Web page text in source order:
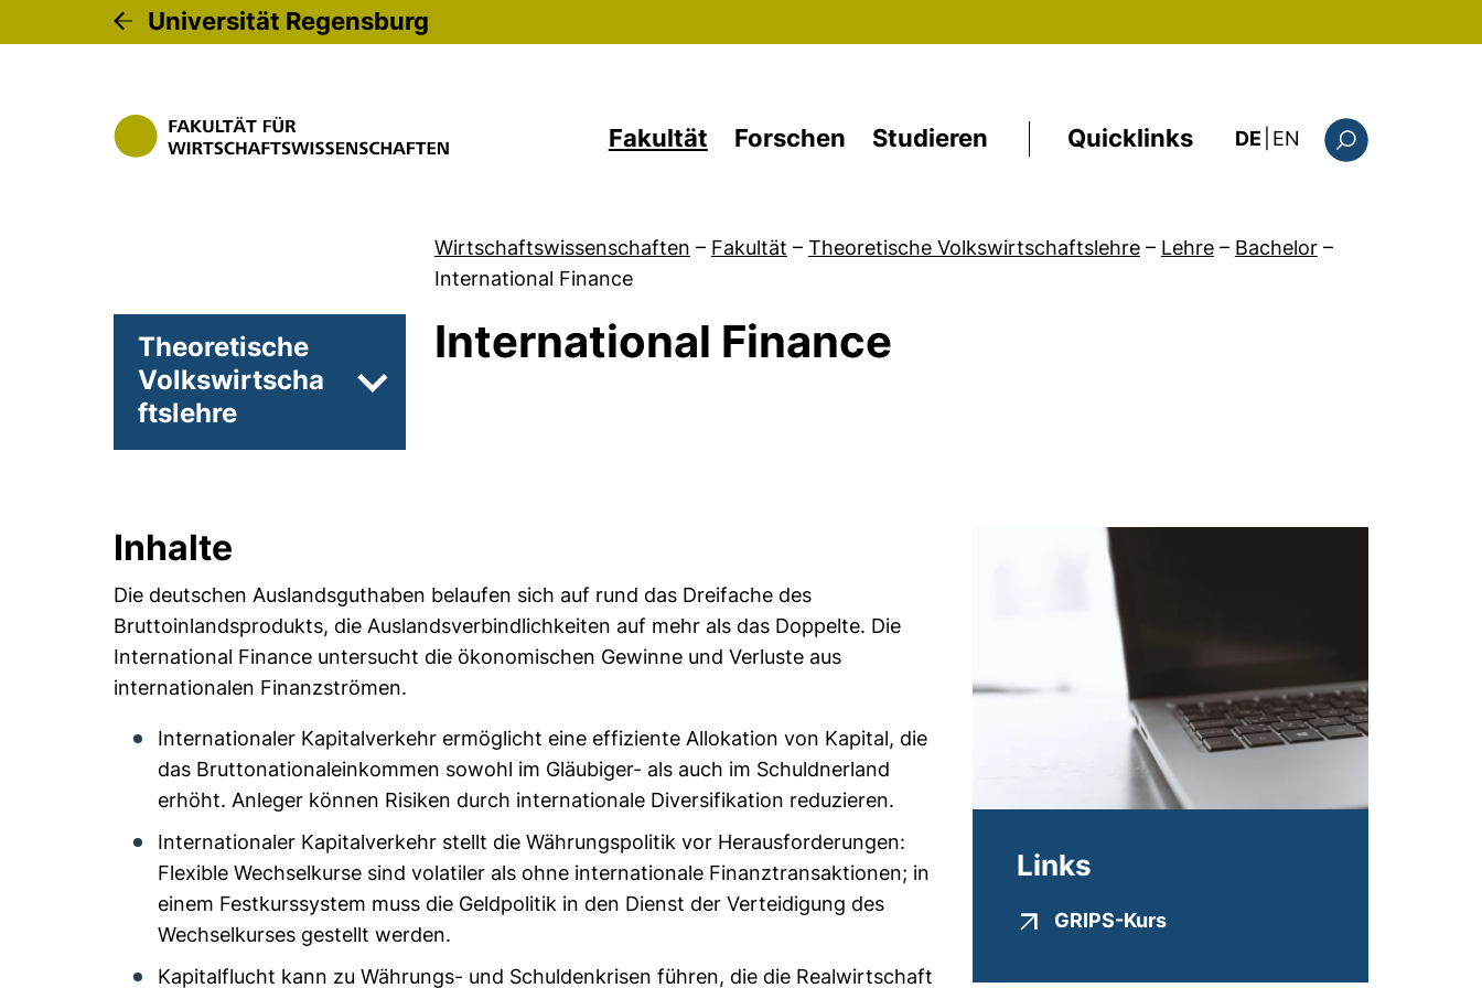
Universität Regensburg
Fakultät Forschen Studieren Quicklinks DE EN : the current page
Wirtschaftswissenschaften – Fakultät – Theoretische Volkswirtschaftslehre – Lehre – Bachelor –
International Finance
Theoretische
Volkswirtscha
ftslehre
Unterseiten von Aktuelles
International Finance
Inhalte
Die deutschen Auslandsguthaben belaufen sich auf rund das Dreifache des
Bruttoinlandsprodukts, die Auslandsverbindlichkeiten auf mehr als das Doppelte. Die
International Finance untersucht die ökonomischen Gewinne und Verluste aus
internationalen Finanzströmen.
Internationaler Kapitalverkehr ermöglicht eine effiziente Allokation von Kapital, die
das Bruttonationaleinkommen sowohl im Gläubiger- als auch im Schuldnerland
erhöht. Anleger können Risiken durch internationale Diversifikation reduzieren.
Internationaler Kapitalverkehr stellt die Währungspolitik vor Herausforderungen:
Flexible Wechselkurse sind volatiler als ohne internationale Finanztransaktionen; in
einem Festkurssystem muss die Geldpolitik in den Dienst der Verteidigung des
Wechselkurses gestellt werden.
Kapitalflucht kann zu Währungs- und Schuldenkrisen führen, die die Realwirtschaft
Links
GRIPS-Kurs(externer Link, öffnet neues